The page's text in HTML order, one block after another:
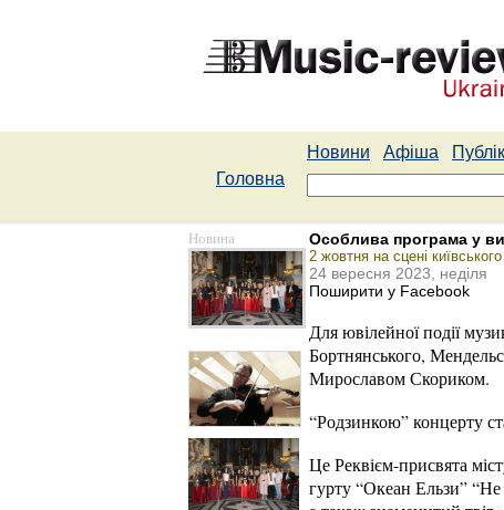
Новини Афіша
Головна
Новина Особлива програма у
2 жовтня на сцені
24 вересня 2023, неділя
Поширити у Facebook
Для ювілейної події
Бортнянського,
Мирославом Скориком.
“Родзинкою” концерту
Це Реквієм-присвята
гурту “Океан Ельзи”